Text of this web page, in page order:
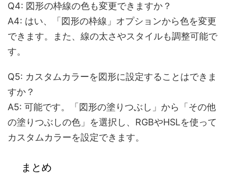
Q4: 図形の枠線の色も変更できますか？
A4: はい、「図形の枠線」オプションから色を変更
できます。また、線の太さやスタイルも調整可能で
す。
Q5: カスタムカラーを図形に設定することはできま
すか？
A5: 可能です。「図形の塗りつぶし」から「その他
の塗りつぶしの色」を選択し、RGBやHSLを使って
カスタムカラーを設定できます。
まとめ